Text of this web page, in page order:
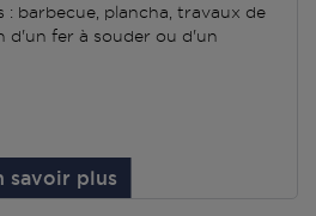
: barbecue, plancha, travaux de
d'un fer à souder ou d'un
savoir plus